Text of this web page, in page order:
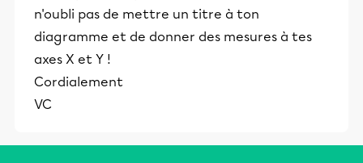
n'oubli pas de mettre un titre à ton
diagramme et de donner des mesures à tes
axes X et Y !
Cordialement
VC